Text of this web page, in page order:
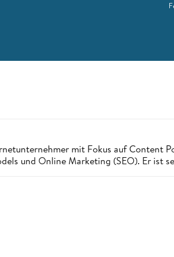
mit Fokus auf Content
und Online Marketing (SEO). Er ist